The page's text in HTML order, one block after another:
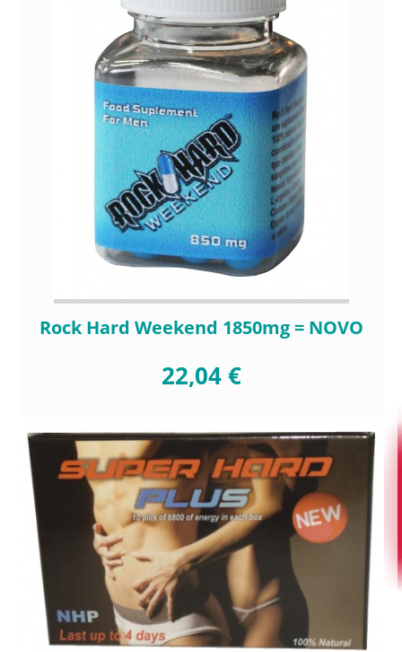
Rock Hard Weekend 1850mg = NOVO
22,04 €